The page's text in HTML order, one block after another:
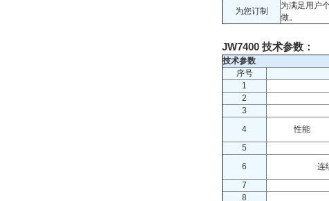
为您订制
为满足用户
做。
JW7400 技术参数：
技术参数
序号
1
2
3
4
性能
5
6
连
7
8